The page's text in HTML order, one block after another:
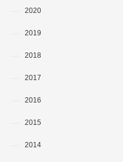
2020
2019
2018
2017
2016
2015
2014